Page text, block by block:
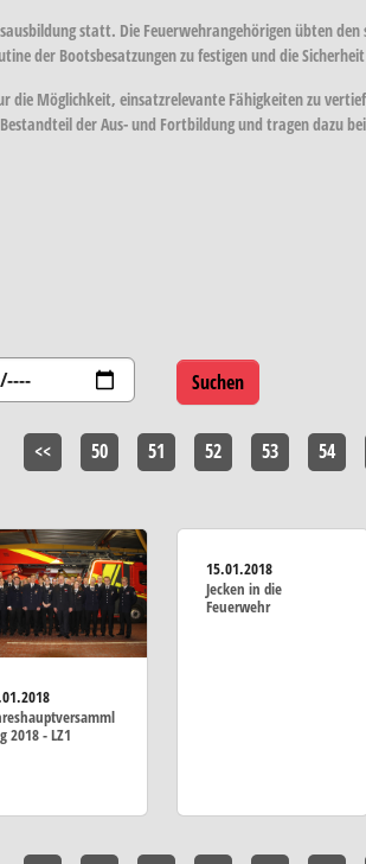
statt. Die Feuerwehrangehörigen übten
der Bootsbesatzungen zu festigen und die
die Möglichkeit, einsatzrelevante Fähigkeiten zu
der Aus- und Fortbildung und tragen dazu
<< 50 51 52 53 54
2018 - LZ1
15.01.2018
Jecken in die
Feuerwehr